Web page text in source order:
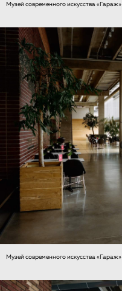
Музей современного искусства «Гараж»
Музей современного искусства «Гараж»